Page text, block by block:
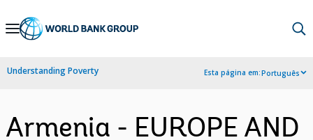
Skip
Navigation
Understanding Poverty Esta página em:Português
Armenia - EUROPE AND